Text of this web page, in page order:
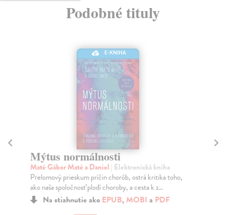
Podobné tituly
E-KNIHA
Mýtus normálnosti
Maté Gábor Maté a Daniel | Elektronická kniha
Prelomový prieskum príčin chorôb, ostrá kritika toho,
ako naša spoločnosť plodí choroby, a cesta k z...
Na stiahnutie ako EPUB,MOBI a PDF